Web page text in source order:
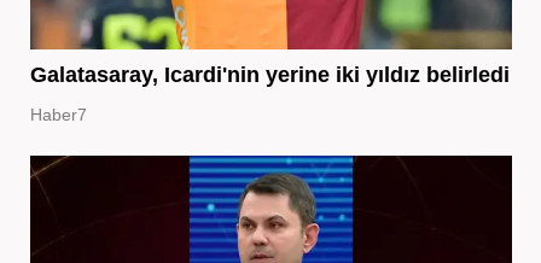
Galatasaray, Icardi'nin yerine iki yıldız belirledi
Haber7